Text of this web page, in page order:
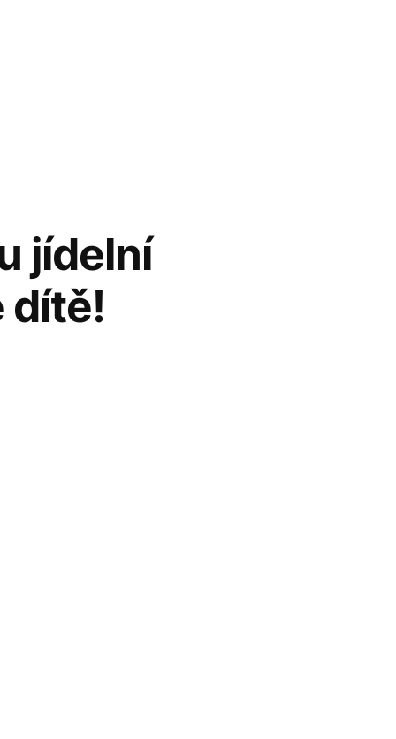
jídelní
dítě!